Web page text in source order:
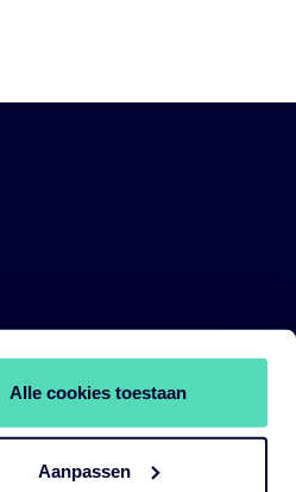
Alle cookies toestaan
Aanpassen